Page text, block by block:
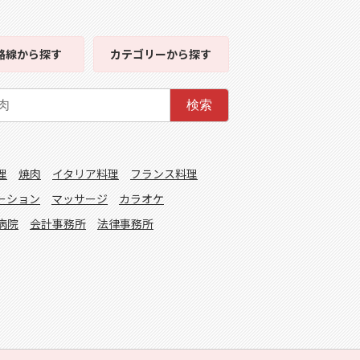
線から探す カテゴリーから探す
検索
焼肉 イタリア料理
フランス料理
ション マッサージ
カラオケ
院 会計事務所 法律事務所